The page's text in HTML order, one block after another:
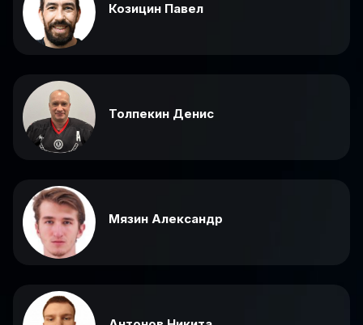
Козицин Павел
Толпекин Денис
Мязин Александр